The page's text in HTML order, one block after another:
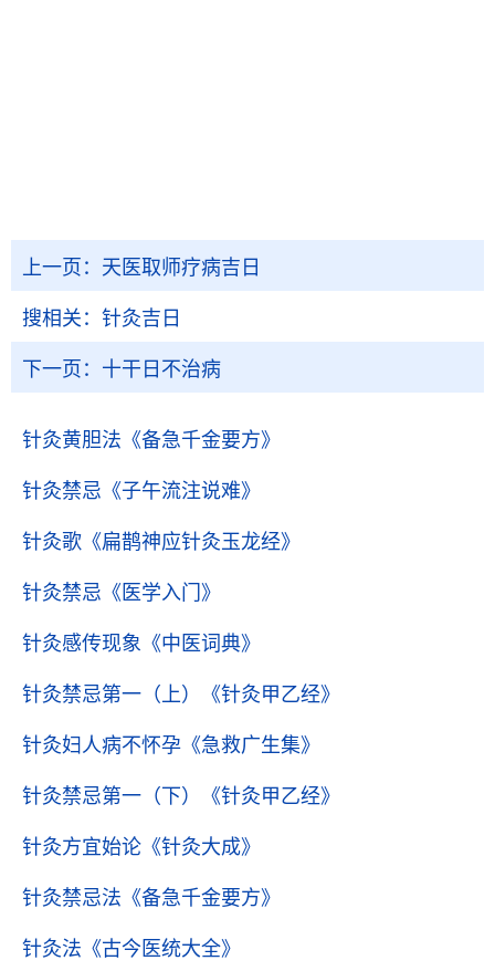
上一页： 天医取师疗病吉日
搜相关： 针灸吉日
下一页： 十干日不治病
针灸黄胆法 《备急千金要方》
针灸禁忌 《子午流注说难》
针灸歌 《扁鹊神应针灸玉龙经》
针灸禁忌 《医学入门》
针灸感传现象 《中医词典》
针灸禁忌第一（上） 《针灸甲乙经》
针灸妇人病不怀孕 《急救广生集》
针灸禁忌第一（下） 《针灸甲乙经》
针灸方宜始论 《针灸大成》
针灸禁忌法 《备急千金要方》
针灸法 《古今医统大全》